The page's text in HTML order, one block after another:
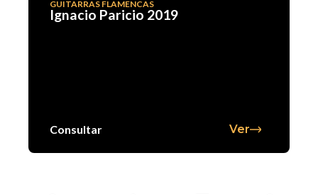
GUITARRAS FLAMENCAS
Ignacio Paricio 2019
Consultar Ver